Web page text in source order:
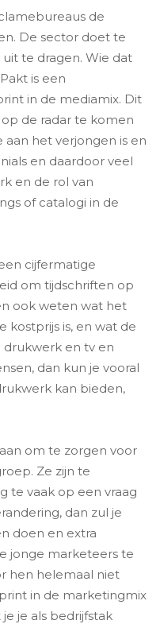
de
De sector doet te
te dragen. Wie dat
is een
in de mediamix. Dit
de radar te komen
het verjongen is en
en daardoor veel
en de rol van
of catalogi in de
cijfermatige
om tijdschriften op
ook weten wat het
kostprijs is, en wat de
drukwerk en tv en
dan kun je vooral
kan bieden,
om te zorgen voor
Ze zijn te
te vaak op een vraag
dan zul je
doen en extra
jonge marketeers te
hen helemaal niet
in de marketingmix
je als bedrijfstak